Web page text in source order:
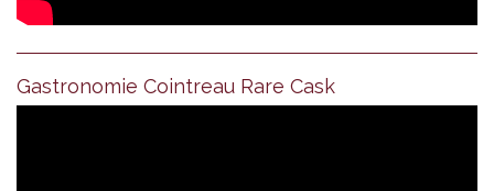
Gastronomie Cointreau Rare Cask